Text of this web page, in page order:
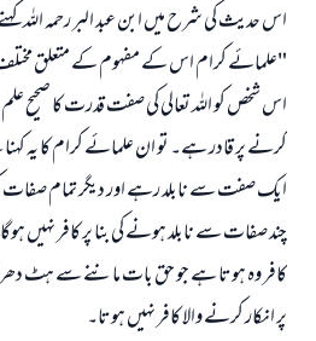
اس حدیث کی شرح میں ابن عبد البر رحمہ اللہ
"علمائے کرام اس کے مفہوم کے متعلق مختلف
اس شخص کو اللہ تعالی کی صفت قدرت کا صحیح علم
کرنے پر قادر ہے۔ تو ان علمائے کرام کا یہ
ایک صفت سے نابلد رہے اور دیگر تمام صفات
چند صفات سے نابلد ہونے کی بنا پر کافر نہیں
کافر وہ ہوتا ہے جو حق بات ماننے سے ہٹ
پر انکار کرنے والا کافر نہیں ہوتا۔